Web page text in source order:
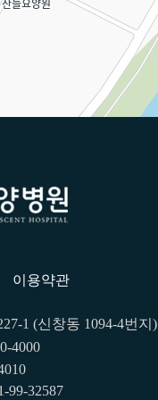
이용약관
1 (신창동 1094-4번지)
4000
99-32587